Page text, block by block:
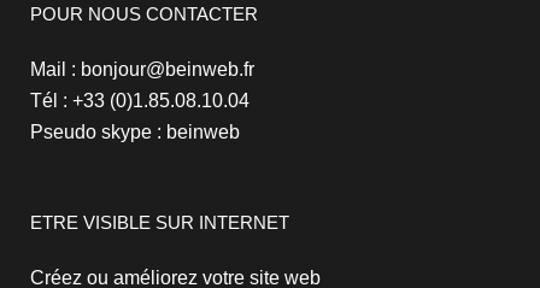
POUR NOUS CONTACTER
Mail : bonjour@beinweb.fr
Tél : +33 (0)1.85.08.10.04
Pseudo skype : beinweb
ETRE VISIBLE SUR INTERNET
Créez ou améliorez votre site web